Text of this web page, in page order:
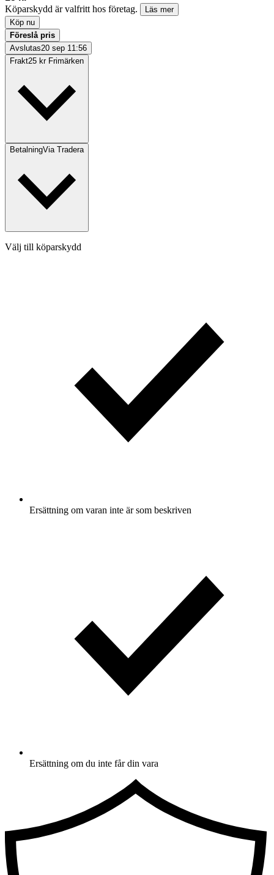
Köparskydd är valfritt hos företag.
Läs mer
Köp nu
Föreslå pris
Avslutas20 sep 11:56
Frakt25 kr Frimärken
BetalningVia Tradera
Välj till köparskydd
Ersättning om varan inte är som beskriven
Ersättning om du inte får din vara